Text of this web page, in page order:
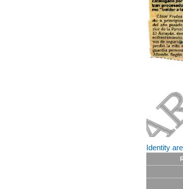
Identity